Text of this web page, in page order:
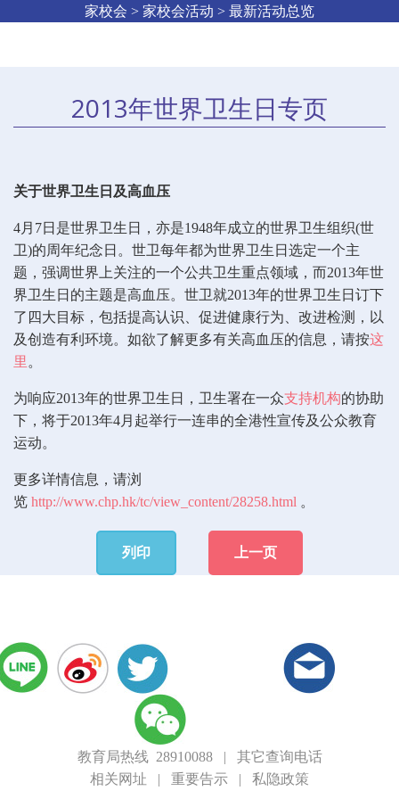
家校会 > 家校会活动 > 最新活动总览
2013年世界卫生日专页
关于世界卫生日及高血压
4月7日是世界卫生日，亦是1948年成立的世界卫生组织(世
卫)的周年纪念日。世卫每年都为世界卫生日选定一个主
题，强调世界上关注的一个公共卫生重点领域，而2013年世
界卫生日的主题是高血压。世卫就2013年的世界卫生日订下
了四大目标，包括提高认识、促进健康行为、改进检测，以
及创造有利环境。如欲了解更多有关高血压的信息，请按这
里 。
为响应2013年的世界卫生日，卫生署在一众支持机构的协助
下，将于2013年4月起举行一连串的全港性宣传及公众教育
运动。
更多详情信息，请浏
览 http://www.chp.hk/tc/view_content/28258.html 。
列印 上一页
教育局热线 28910088| 其它查询电话
相关网址 | 重要告示 | 私隐政策